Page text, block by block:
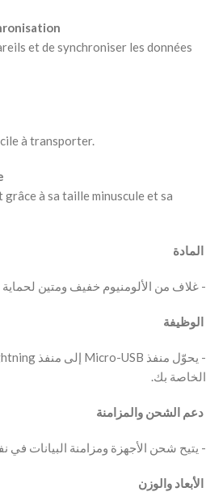
et de synchroniser les données
à transporter.
à sa taille minuscule et sa
‫ المادة
‫ الوظيفة
‫ دعم الشحن والمزامنة
‫ الأبعاد والوزن